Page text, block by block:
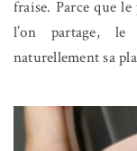
fraise. Parce que
l’on partage, le
naturellement sa